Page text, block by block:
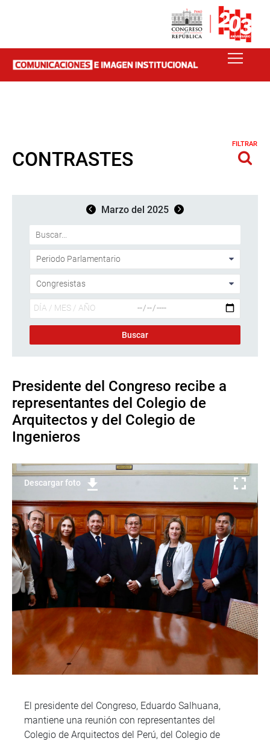
CONTRASTES
FILTRAR
Marzo del 2025
Presidente del Congreso recibe a
representantes del Colegio de
Arquitectos y del Colegio de
Ingenieros
Descargar foto
El presidente del Congreso, Eduardo Salhuana,
mantiene una reunión con representantes del
Colegio de Arquitectos del Perú, del Colegio de